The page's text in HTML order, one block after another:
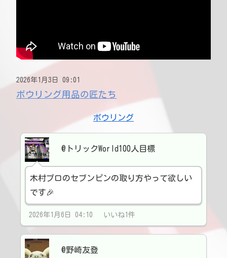
2026年1月3日 09:01
ボウリング用品の匠たち
ボウリング
@トリックWorld100人目標
木村プロのセブンピンの取り方やって欲しい
です🎉
2026年1月6日 04:10 いいね1件
@野崎友登